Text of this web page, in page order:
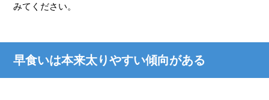
みてください。
早食いは本来太りやすい傾向がある